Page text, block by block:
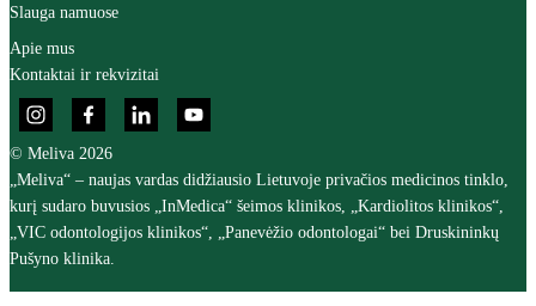
Slauga namuose
Apie mus
Kontaktai ir rekvizitai
© Meliva 2026
„Meliva“ – naujas vardas didžiausio Lietuvoje privačios medicinos tinklo,
kurį sudaro buvusios „InMedica“ šeimos klinikos, „Kardiolitos klinikos“,
„VIC odontologijos klinikos“, „Panevėžio odontologai“ bei Druskininkų
Pušyno klinika.